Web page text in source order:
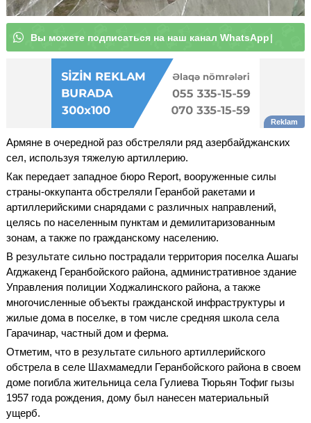
Вы можете подписаться на наш
Армяне в очередной раз обстреляли ряд азербайджанских
сел, используя тяжелую артиллерию.
Как передает западное бюро Report, вооруженные силы
страны-оккупанта обстреляли Геранбой ракетами и
артиллерийскими снарядами с различных направлений,
целясь по населенным пунктам и демилитаризованным
зонам, а также по гражданскому населению.
В результате сильно пострадали территория поселка Ашагы
Агджакенд Геранбойского района, административное здание
Управления полиции Ходжалинского района, а также
многочисленные объекты гражданской инфраструктуры и
жилые дома в поселке, в том числе средняя школа села
Гарачинар, частный дом и ферма.
Отметим, что в результате сильного артиллерийского
обстрела в селе Шахмамедли Геранбойского района в своем
доме погибла жительница села Гулиева Тюрьян Тофиг гызы
1957 года рождения, дому был нанесен материальный
ущерб.